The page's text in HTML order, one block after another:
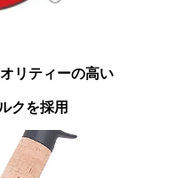
リティーの高い
クを採用